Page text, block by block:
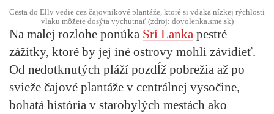
Cesta do Elly vedie cez čajovníkové plantáže, ktoré si vďaka nízkej rýchlosti
vlaku môžete dosýta vychutnať (zdroj: dovolenka.sme.sk)
Na malej rozlohe ponúka Srí Lanka pestré
zážitky, ktoré by jej iné ostrovy mohli závidieť.
Od nedotknutých pláží pozdĺž pobrežia až po
svieže čajové plantáže v centrálnej vysočine,
bohatá história v starobylých mestách ako